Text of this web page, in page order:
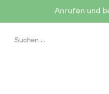
Anrufen und